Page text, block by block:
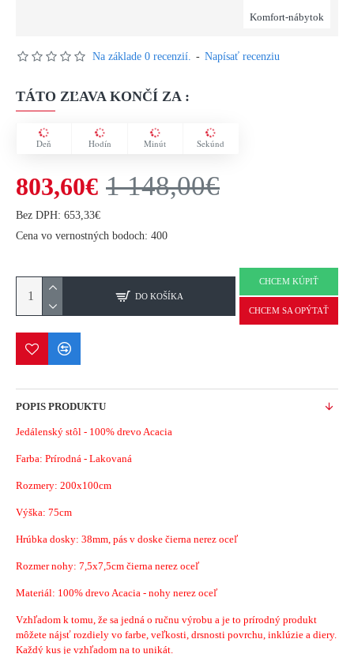
Komfort-nábytok
Na základe 0 recenzií. - Napísať recenziu
TÁTO ZĽAVA KONČÍ ZA :
Deň Hodín Minút Sekúnd
803,60€ 1 148,00€
Bez DPH: 653,33€
Cena vo vernostných bodoch: 400
DO KOŠÍKA
CHCEM KÚPIŤ
CHCEM SA OPÝTAŤ
POPIS PRODUKTU
Jedálenský stôl - 100% drevo Acacia
Farba: Prírodná - Lakovaná
Rozmery: 200x100cm
Výška: 75cm
Hrúbka dosky: 38mm, pás v doske čierna nerez oceľ
Rozmer nohy: 7,5x7,5cm čierna nerez oceľ
Materiál: 100% drevo Acacia - nohy nerez oceľ
Vzhľadom k tomu, že sa jedná o ručnu výrobu a je to prírodný produkt
môžete nájsť rozdiely vo farbe, veľkosti, drsnosti povrchu, inklúzie a diery.
Každý kus je vzhľadom na to unikát.